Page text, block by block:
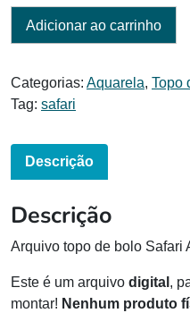
Adicionar ao carrinho
Categorias: Aquarela, Topo
Tag: safari
Descrição
Descrição
Arquivo topo de bolo Safari
Este é um arquivo digital ,
montar! Nenhum produto